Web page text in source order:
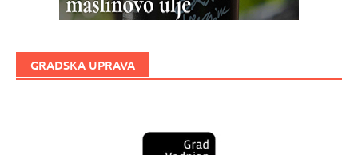
GRADSKA UPRAVA